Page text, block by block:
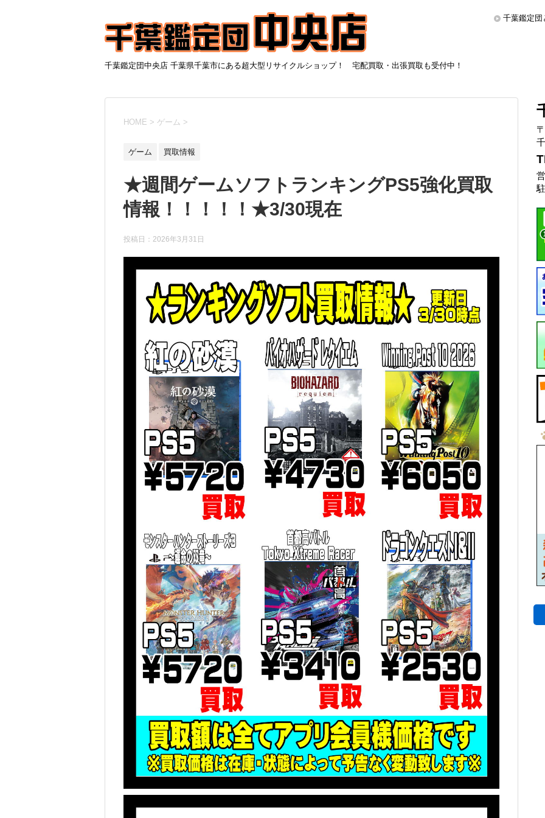
千葉鑑定団中央店 千葉県千葉市にある超大型リサイクルショップ！ 宅配買取・出張買取も受付中！
千葉鑑定団
HOME > ゲーム >
ゲーム 買取情報
★週間ゲームソフトランキングPS5強化買取
情報！！！！！★3/30現在
投稿日： 2026年3月31日